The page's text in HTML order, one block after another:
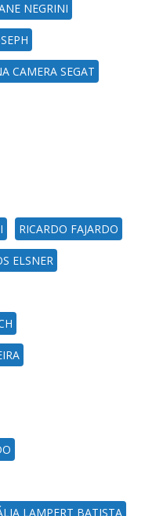
NEGRINI
CAMERA SEGAT
RICARDO FAJARDO
ELSNER
LAMPERT BATISTA